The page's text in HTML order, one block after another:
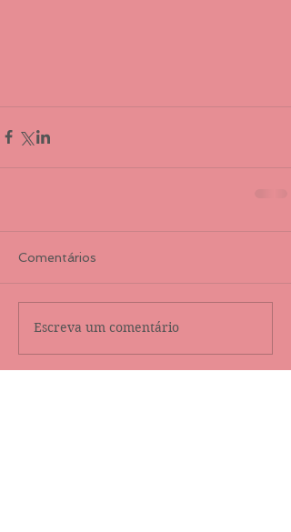
Comentários
Escreva um comentário